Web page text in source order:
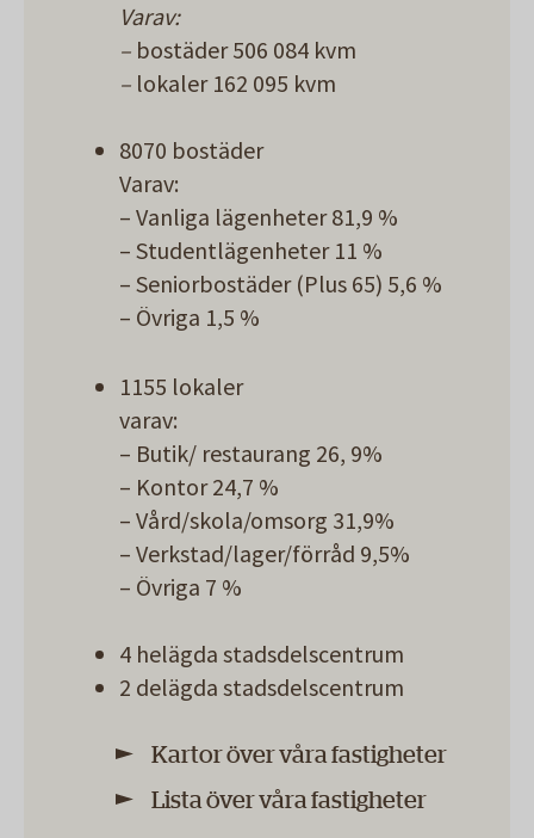
Varav:
– bostäder 506 084 kvm
– lokaler 162 095 kvm
8070 bostäder
Varav:
– Vanliga lägenheter 81,9 %
– Studentlägenheter 11 %
– Seniorbostäder (Plus 65) 5,6 %
– Övriga 1,5 %
1155 lokaler
varav:
– Butik/ restaurang 26, 9%
– Kontor 24,7 %
– Vård/skola/omsorg 31,9%
– Verkstad/lager/förråd 9,5%
– Övriga 7 %
4 helägda stadsdelscentrum
2 delägda stadsdelscentrum
Kartor över våra fastigheter
Lista över våra fastigheter